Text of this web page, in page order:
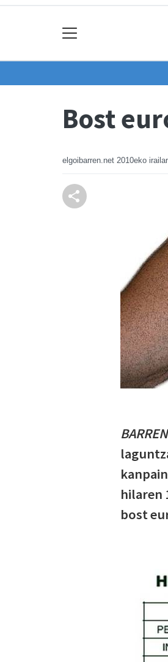
Bost
elgoibarren.net 2010eko
BARREN
hilaren
bost